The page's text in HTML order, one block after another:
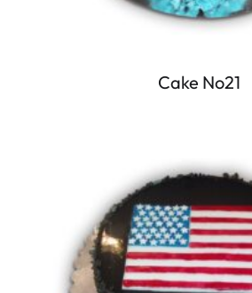
Cake No21